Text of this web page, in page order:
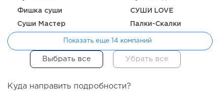
Фишка суши СУШИ LOVE
Суши Мастер Палки-Скалки
Показать еще 14 компаний
Куда направить подробности?